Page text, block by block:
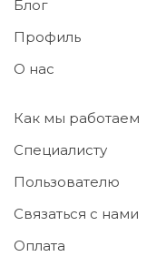
Блог
Профиль
О нас
Как мы работаем
Специалисту
Пользователю
Связаться с нами
Оплата